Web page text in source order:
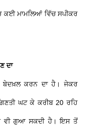
ਕਈ ਮਾਮਲਿਆਂ ਵਿੱਚ ਸਪੀਕਰ
ਦਾ
ਬੇਦਖ਼ਲ ਕਰਨ ਦਾ ਹੈ। ਜੇਕਰ
ਘਟ ਕੇ ਕਰੀਬ 20 ਰਹਿ
ਵੀ ਗੁਆ ਸਕਦੀ ਹੈ। ਇਸ ਤੋਂ